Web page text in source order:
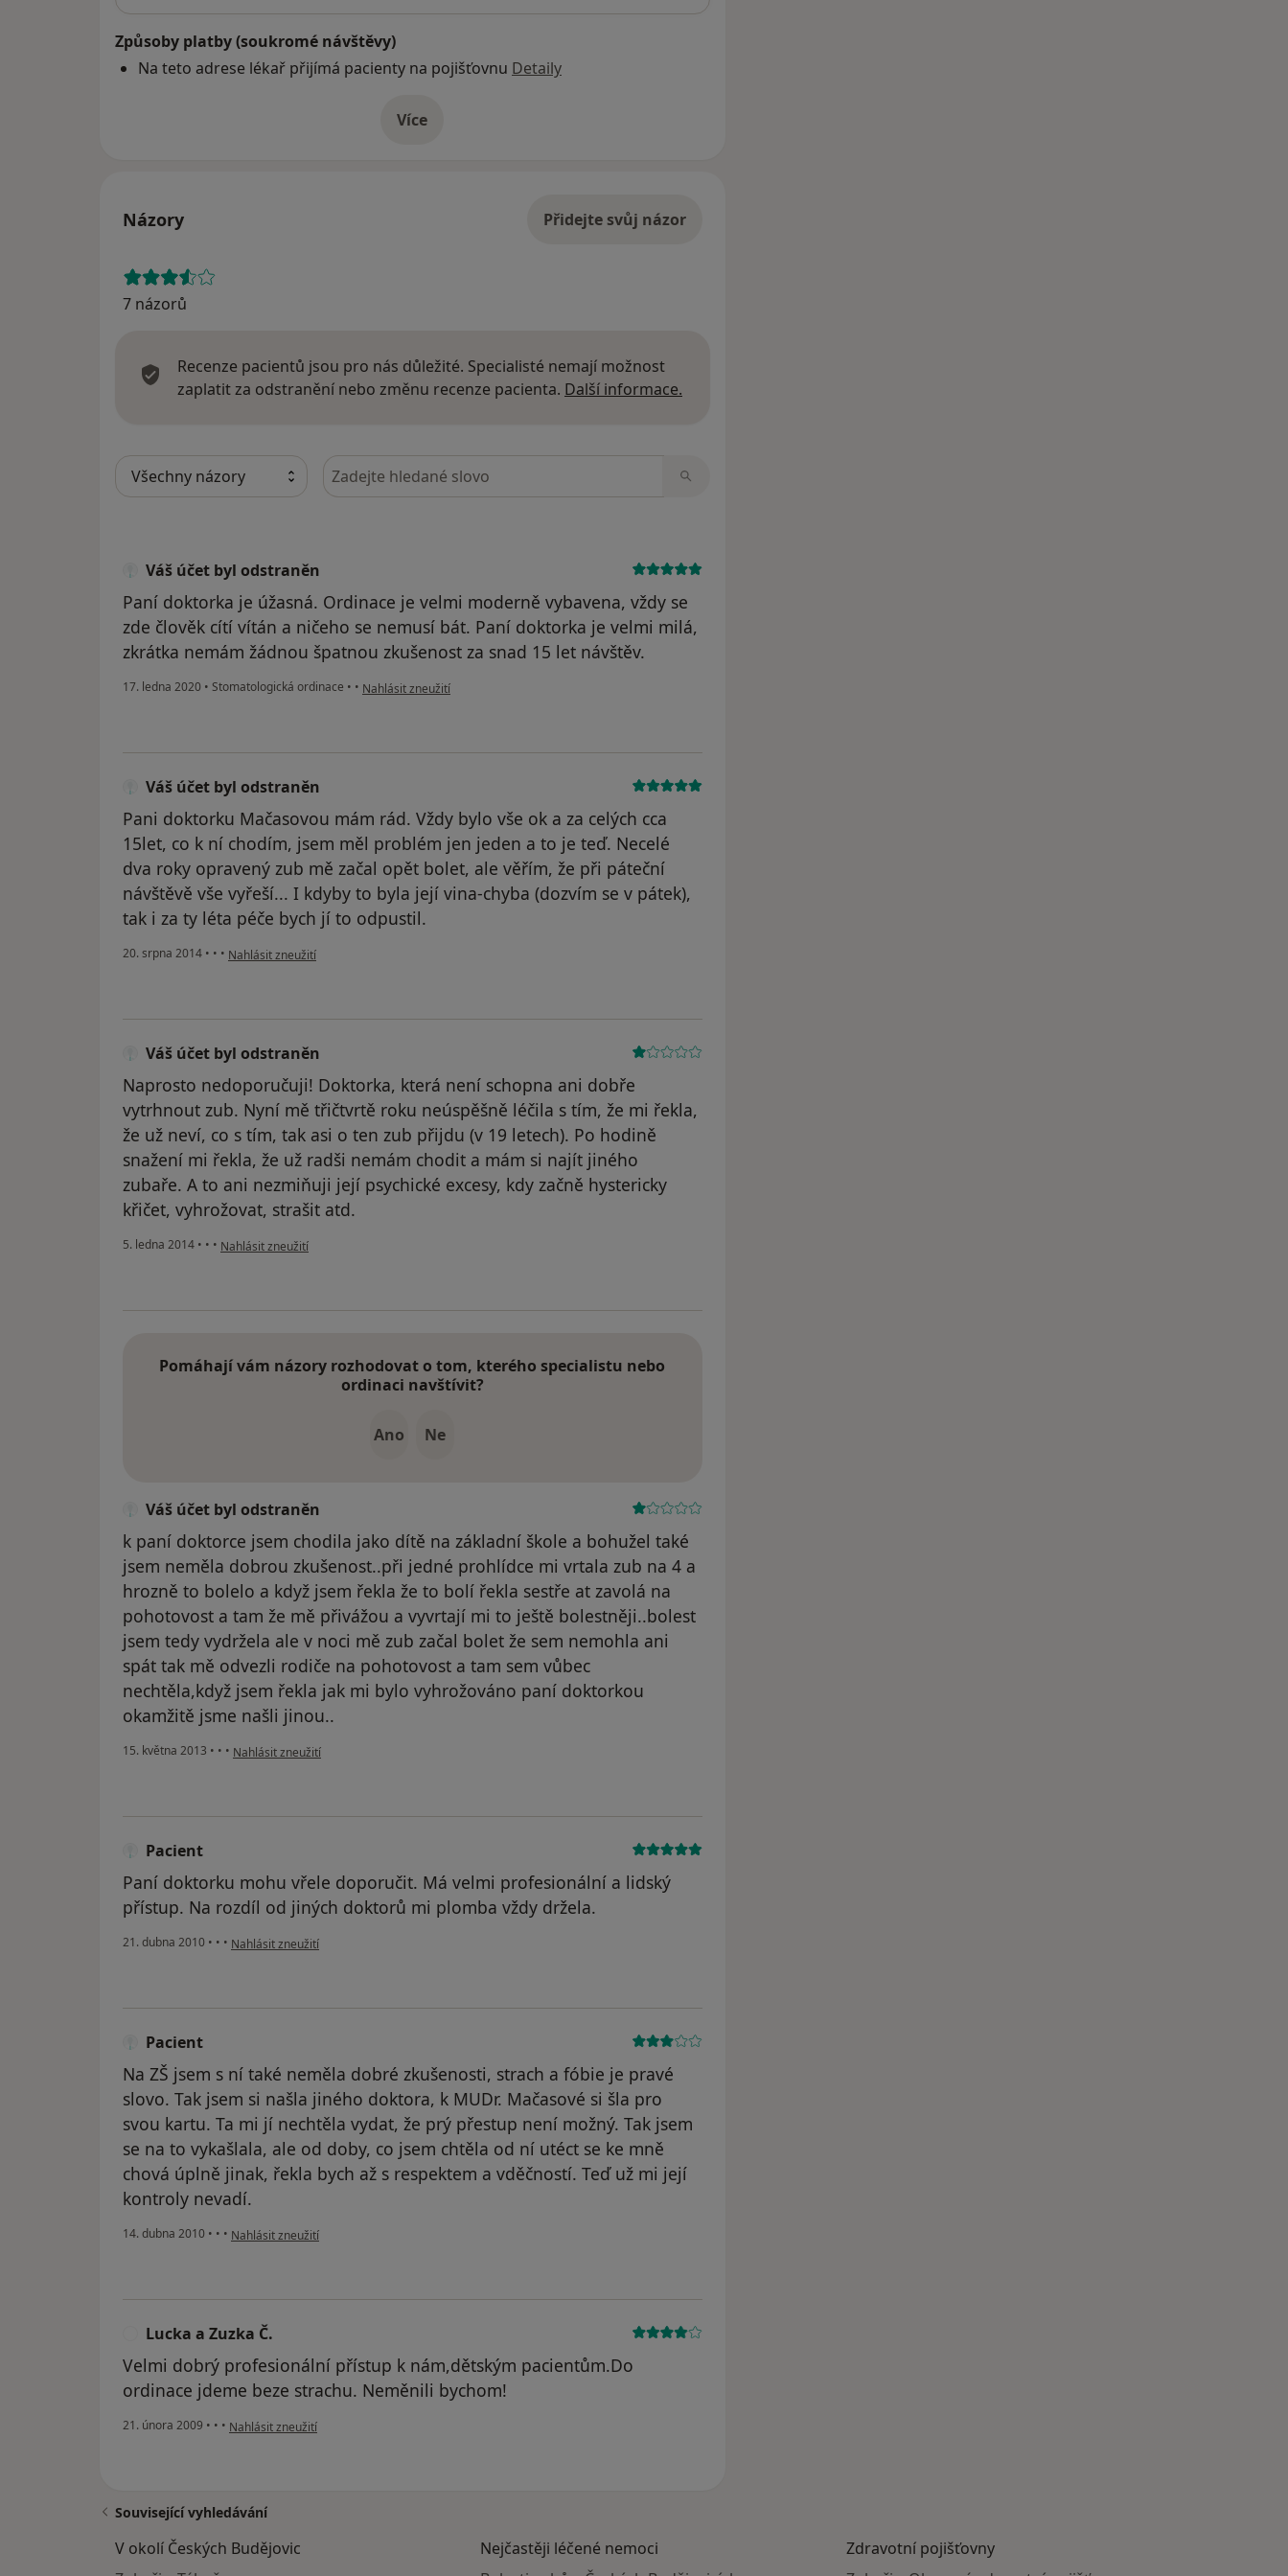
Způsoby platby (soukromé návštěvy)
Na teto adrese lékař přijímá pacienty na pojišťovnu Detaily
Víceo adrese
Názory Přidejte svůj názor
7 názorů
Recenze pacientů jsou pro nás důležité. Specialisté nemají možnost
zaplatit za odstranění nebo změnu recenze pacienta. Další informace.
Hledejte v názorech
Váš účet byl odstraněn
Paní doktorka je úžasná. Ordinace je velmi moderně vybavena, vždy se
zde člověk cítí vítán a ničeho se nemusí bát. Paní doktorka je velmi milá,
zkrátka nemám žádnou špatnou zkušenost za snad 15 let návštěv.
17. ledna 2020 • Stomatologická ordinace • • podle názoru uživatele Váš účet byl odstraněn
Nahlásit zneužití
Váš účet byl odstraněn
Pani doktorku Mačasovou mám rád. Vždy bylo vše ok a za celých cca
15let, co k ní chodím, jsem měl problém jen jeden a to je teď. Necelé
dva roky opravený zub mě začal opět bolet, ale věřím, že při páteční
návštěvě vše vyřeší... I kdyby to byla její vina-chyba (dozvím se v pátek),
tak i za ty léta péče bych jí to odpustil.
20. srpna 2014 • • • podle názoru uživatele Váš účet byl odstraněn
Nahlásit zneužití
Váš účet byl odstraněn
Naprosto nedoporučuji! Doktorka, která není schopna ani dobře
vytrhnout zub. Nyní mě třičtvrtě roku neúspěšně léčila s tím, že mi řekla,
že už neví, co s tím, tak asi o ten zub přijdu (v 19 letech). Po hodině
snažení mi řekla, že už radši nemám chodit a mám si najít jiného
zubaře. A to ani nezmiňuji její psychické excesy, kdy začně hystericky
křičet, vyhrožovat, strašit atd.
5. ledna 2014 • • • podle názoru uživatele Váš účet byl odstraněn
Nahlásit zneužití
Pomáhají vám názory rozhodovat o tom, kterého specialistu nebo
ordinaci navštívit?
Ano Ne
Váš účet byl odstraněn
k paní doktorce jsem chodila jako dítě na základní škole a bohužel také
jsem neměla dobrou zkušenost..při jedné prohlídce mi vrtala zub na 4 a
hrozně to bolelo a když jsem řekla že to bolí řekla sestře at zavolá na
pohotovost a tam že mě přivážou a vyvrtají mi to ještě bolestněji..bolest
jsem tedy vydržela ale v noci mě zub začal bolet že sem nemohla ani
spát tak mě odvezli rodiče na pohotovost a tam sem vůbec
nechtěla,když jsem řekla jak mi bylo vyhrožováno paní doktorkou
okamžitě jsme našli jinou..
15. května 2013 • • • podle názoru uživatele Váš účet byl odstraněn
Nahlásit zneužití
Pacient
Paní doktorku mohu vřele doporučit. Má velmi profesionální a lidský
přístup. Na rozdíl od jiných doktorů mi plomba vždy držela.
21. dubna 2010 • • • podle názoru uživatele Pacient
Nahlásit zneužití
Pacient
Na ZŠ jsem s ní také neměla dobré zkušenosti, strach a fóbie je pravé
slovo. Tak jsem si našla jiného doktora, k MUDr. Mačasové si šla pro
svou kartu. Ta mi jí nechtěla vydat, že prý přestup není možný. Tak jsem
se na to vykašlala, ale od doby, co jsem chtěla od ní utéct se ke mně
chová úplně jinak, řekla bych až s respektem a vděčností. Teď už mi její
kontroly nevadí.
14. dubna 2010 • • • podle názoru uživatele Pacient
Nahlásit zneužití
Lucka a Zuzka Č.
Velmi dobrý profesionální přístup k nám,dětským pacientům.Do
ordinace jdeme beze strachu. Neměnili bychom!
21. února 2009 • • • podle názoru uživatele Lucka a Zuzka Č.
Nahlásit zneužití
Související vyhledávání
V okolí Českých Budějovic
Nejčastěji léčené nemoci
Zdravotní pojišťovny